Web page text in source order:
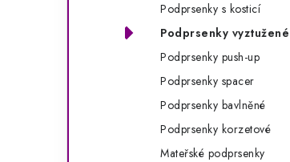
Podprsenky s kosticí
Podprsenky vyztužené
Podprsenky push-up
Podprsenky spacer
Podprsenky bavlněné
Podprsenky korzetové
Mateřské podprsenky